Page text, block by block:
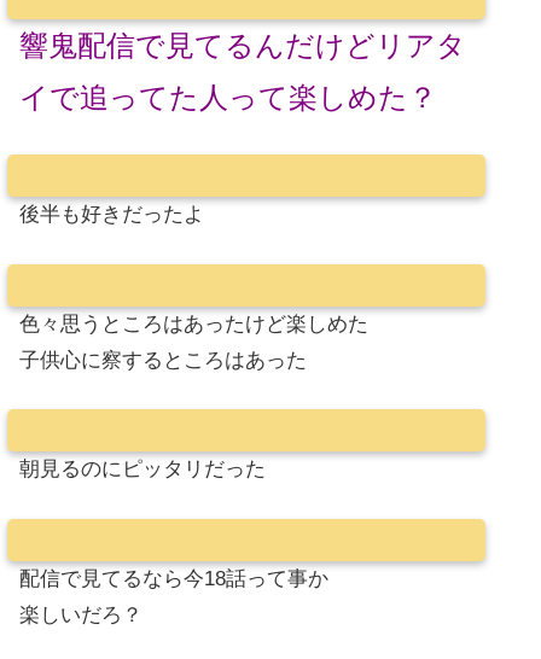
響鬼配信で見てるんだけどリアタ
イで追ってた人って楽しめた？
後半も好きだったよ
色々思うところはあったけど楽しめた
子供心に察するところはあった
朝見るのにピッタリだった
配信で見てるなら今18話って事か
楽しいだろ？